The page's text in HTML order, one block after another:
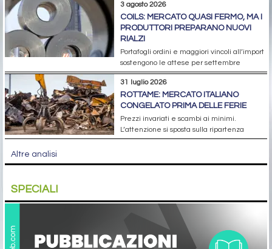
3 agosto 2026
COILS: MERCATO QUASI FERMO, MA I
PRODUTTORI PREPARANO NUOVI
RIALZI
Portafogli ordini e maggiori vincoli all’import
sostengono le attese per settembre
31 luglio 2026
ROTTAME: MERCATO ITALIANO
CONGELATO PRIMA DELLE FERIE
Prezzi invariati e scambi ai minimi.
L’attenzione si sposta sulla ripartenza
Altre analisi
SPECIALI